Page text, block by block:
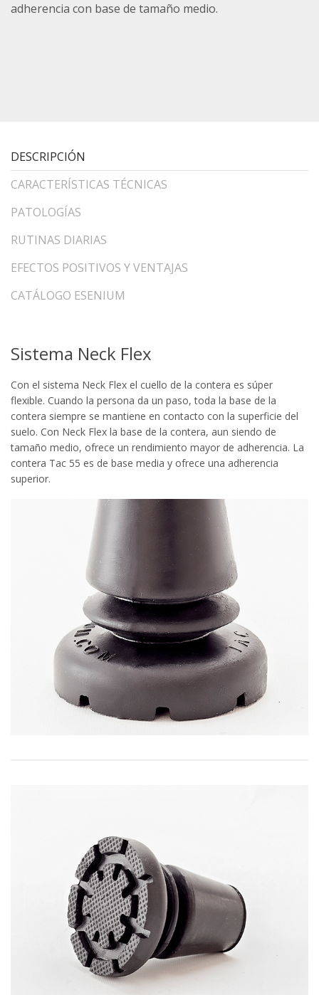
adherencia con base de tamaño medio.
DESCRIPCIÓN
CARACTERÍSTICAS TÉCNICAS
PATOLOGÍAS
RUTINAS DIARIAS
EFECTOS POSITIVOS Y VENTAJAS
CATÁLOGO ESENIUM
Sistema Neck Flex
Con el sistema Neck Flex el cuello de la contera es súper
flexible. Cuando la persona da un paso, toda la base de la
contera siempre se mantiene en contacto con la superficie del
suelo. Con Neck Flex la base de la contera, aun siendo de
tamaño medio, ofrece un rendimiento mayor de adherencia. La
contera Tac 55 es de base media y ofrece una adherencia
superior.